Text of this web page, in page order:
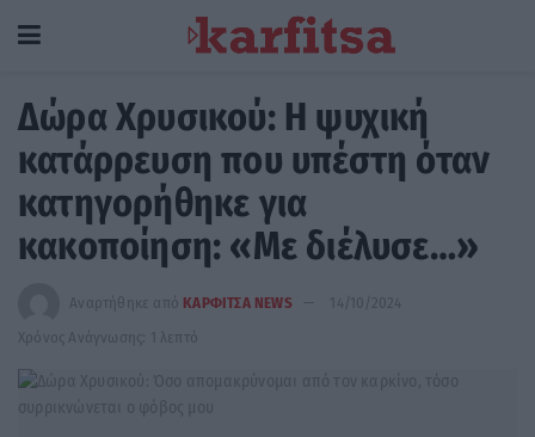
Δώρα Χρυσικού: Η ψυχική
κατάρρευση που υπέστη όταν
κατηγορήθηκε για
κακοποίηση: «Με διέλυσε…»
Αναρτήθηκε από ΚΑΡΦΙΤΣΑ NEWS
14/10/2024
Χρόνος Ανάγνωσης: 1 λεπτό